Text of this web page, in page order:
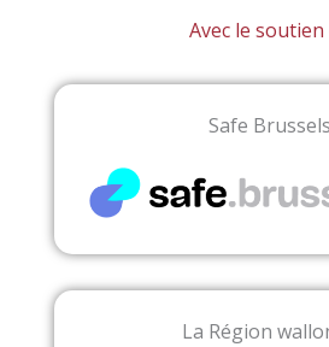
Avec le soutien
Safe Brussels
La Région